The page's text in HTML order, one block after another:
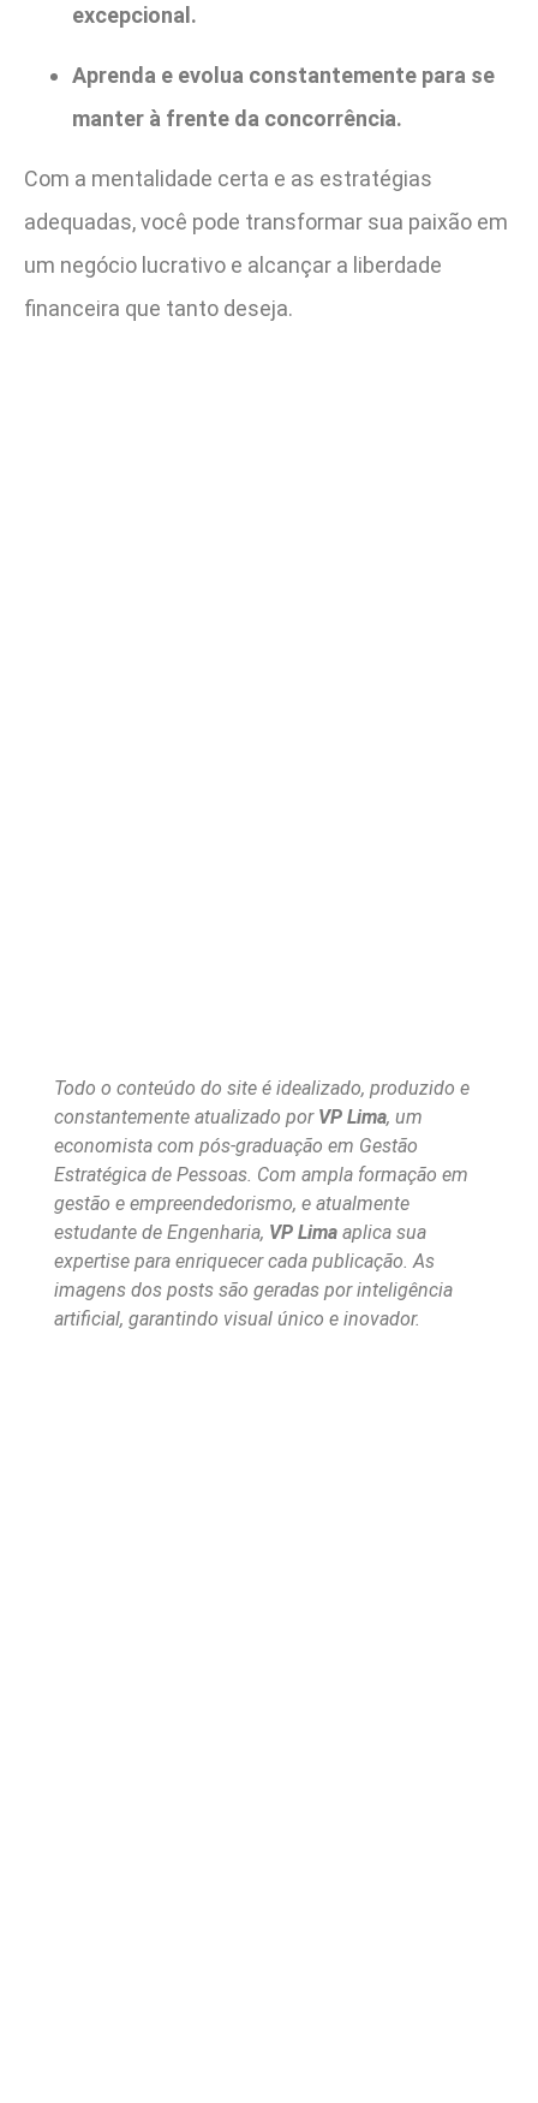
excepcional.
Aprenda e evolua constantemente para se
manter à frente da concorrência.
Com a mentalidade certa e as estratégias
adequadas, você pode transformar sua paixão em
um negócio lucrativo e alcançar a liberdade
financeira que tanto deseja.
Todo o conteúdo do site é idealizado, produzido e
constantemente atualizado por VP Lima, um
economista com pós-graduação em Gestão
Estratégica de Pessoas. Com ampla formação em
gestão e empreendedorismo, e atualmente
estudante de Engenharia, VP Lima aplica sua
expertise para enriquecer cada publicação. As
imagens dos posts são geradas por inteligência
artificial, garantindo visual único e inovador.